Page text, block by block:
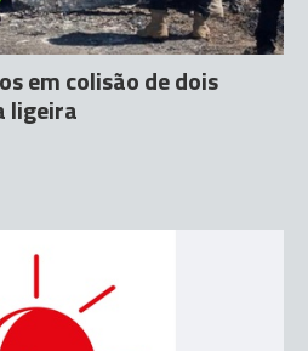
em colisão de dois
ligeira